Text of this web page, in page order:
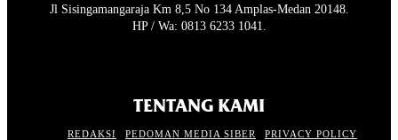
Jl Sisingamangaraja Km 8,5 No 134 Amplas-Medan 20148.
HP / Wa: 0813 6233 1041.
TENTANG KAMI
REDAKSI PEDOMAN MEDIA SIBER PRIVACY POLICY